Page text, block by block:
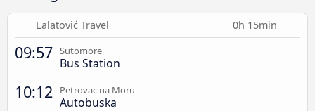
Lalatović Travel 0h 15min
09:57 Sutomore
Bus Station
10:12 Petrovac na Moru
Autobuska